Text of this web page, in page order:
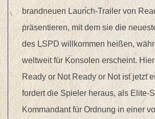
brandneuen Launch-Trailer von
präsentieren, mit dem sie die
des LSPD willkommen heißen,
weltweit für Konsolen erscheint.
Ready or Not Ready or Not ist jetzt
fordert die Spieler heraus, als Elite-
Kommandant für Ordnung in einer